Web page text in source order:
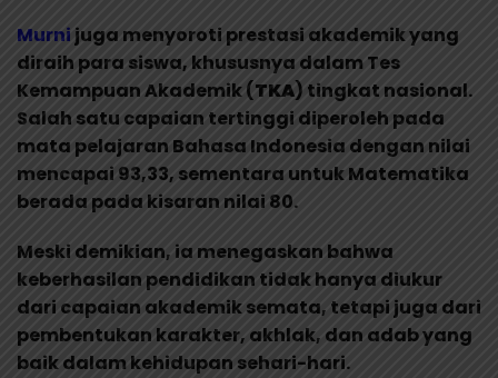
Murni juga menyoroti prestasi akademik yang
diraih para siswa, khususnya dalam Tes
Kemampuan Akademik (TKA) tingkat nasional.
Salah satu capaian tertinggi diperoleh pada
mata pelajaran Bahasa Indonesia dengan nilai
mencapai 93,33, sementara untuk Matematika
berada pada kisaran nilai 80.
Meski demikian, ia menegaskan bahwa
keberhasilan pendidikan tidak hanya diukur
dari capaian akademik semata, tetapi juga dari
pembentukan karakter, akhlak, dan adab yang
baik dalam kehidupan sehari-hari.